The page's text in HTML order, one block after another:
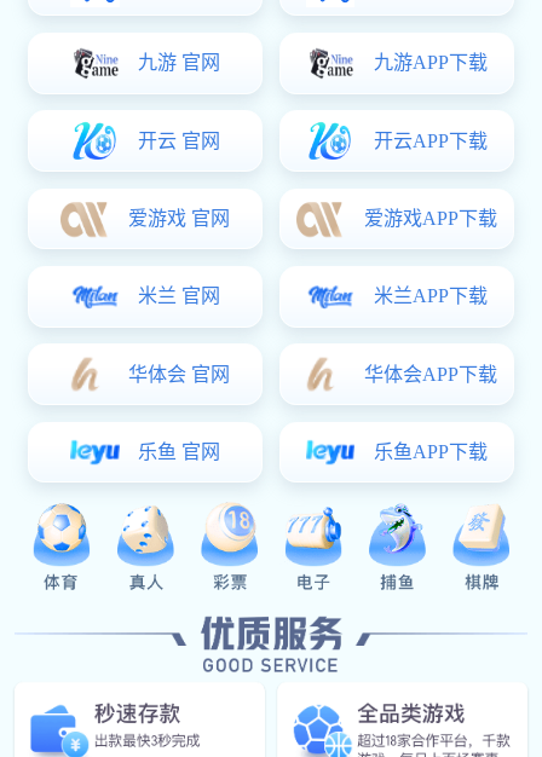
一、产品介绍：
型号：美式开窗器下悬五金系统MS-XX-01
该套美式开窗器下悬系统适用于下悬窗。通过开窗器，您可
以不必将手伸到窗外就可以实现开关窗的动作，因此可为您
的窗户配上固定纱窗，这是其他没有配备开窗器的窗户所无
法做到的。
该套美式开窗器下悬系统可满足不同规格型材需求，安装方
便。其休闲的开窗方式尽显生活的惬意，具备的自锁功能使
二、系统五金配件：
1、开窗器
概述：
产品适用于下悬窗。
其创新的结构与考究的造型，加上休闲的开窗方式尽显现代
的舒适生活。
有多种臂长与配置可选。
产品主材料为锌合金，表面处理为多种颜色可选的聚酯粉末
喷涂。产品的防腐蚀性能可延长其使用寿命。
扇宽：450-800m
注：开窗器对窗扇没有承载作用，请根据窗扇重选择正确的
铰链。